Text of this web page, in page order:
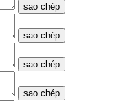
sao chép
sao chép
sao chép
sao chép